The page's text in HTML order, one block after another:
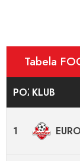
Tabela
POZYCJA
KLUB
1